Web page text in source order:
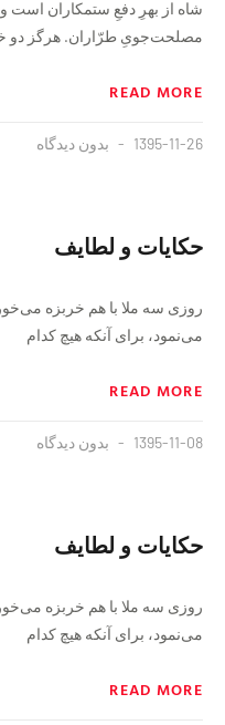
شاه از بهرِ دفعِ ستمکاران
مصلحت‌جویِ طرّاران. هرگز
READ MORE
1395-11-26 بدون دیدگاه
حکایات و لطایف
روزی سه ملا با هم خربزه
می‌نمود، برای آنکه هیچ کدام
READ MORE
1395-11-08 بدون دیدگاه
حکایات و لطایف
روزی سه ملا با هم خربزه
می‌نمود، برای آنکه هیچ کدام
READ MORE